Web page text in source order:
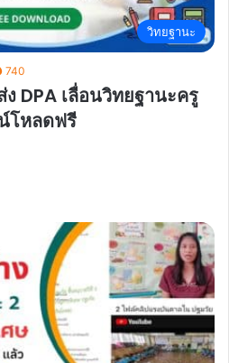
วิทยฐานะ
740
DPA เลื่อนวิทยฐานะครู
โหลดฟรี